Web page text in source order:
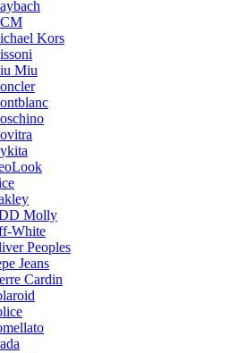
Kors
Miu
Molly
White
Peoples
Jeans
Cardin